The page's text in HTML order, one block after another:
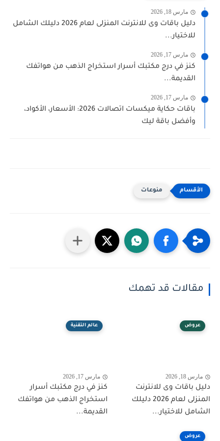
مارس 18, 2026
دليل باقات وى للانترنت المنزلى لعام 2026 دليلك الشامل
للاختيار...
مارس 17, 2026
كنز في درج مكتبك أسرار استخراج الذهب من هواتفك
القديمة...
مارس 17, 2026
باقات حكاية ميكسات اتصالات 2026: الأسعار، الأكواد،
وأفضل باقة ليك
منوعات
مقالات قد تهمك
عروض
مارس 18, 2026
دليل باقات وى للانترنت
المنزلى لعام 2026 دليلك
الشامل للاختيار...
عالم التقنية
مارس 17, 2026
كنز في درج مكتبك أسرار
استخراج الذهب من هواتفك
القديمة...
عروض